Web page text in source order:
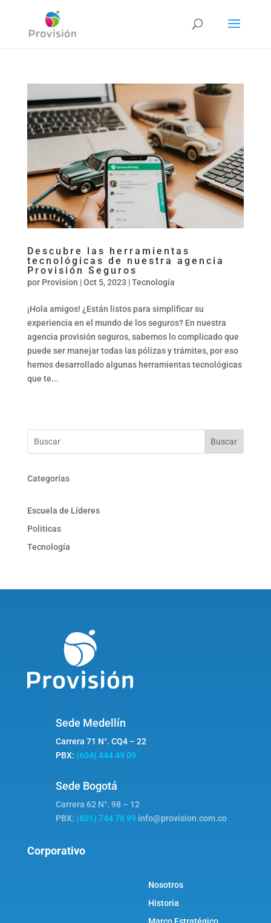
Descubre las herramientas
tecnológicas de nuestra agencia
Provisión Seguros
por Provision |Oct 5, 2023 |Tecnología
¡Hola amigos! ¿Están listos para simplificar su
experiencia en el mundo de los seguros? En nuestra
agencia provisión seguros, sabemos lo complicado que
puede ser manejar todas las pólizas y trámites, por eso
hemos desarrollado algunas herramientas tecnológicas
que te...
Buscar
Categorías
Escuela de Líderes
Politicas
Tecnología
Sede Medellín
Carrera 71 N°. CQ4 – 22
PBX: (604) 444 49 09
Sede Bogotá
Carrera 62 N°. 98 – 12
PBX: (601) 744 78 99 info@provision.com.co
Corporativo
Nosotros
Historia